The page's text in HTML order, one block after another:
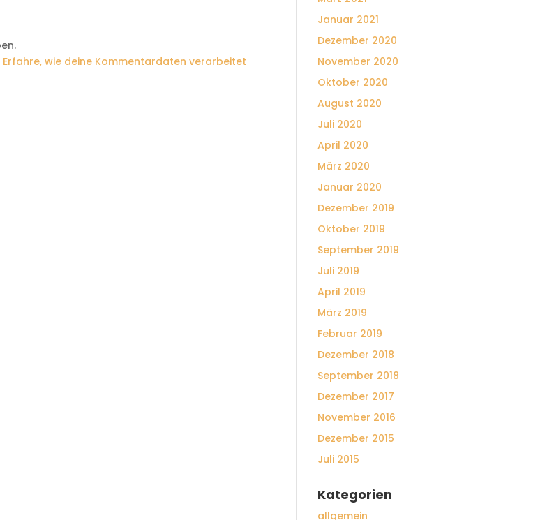
Erfahre, wie deine Kommentardaten verarbeitet
Januar 2021
Dezember 2020
November 2020
Oktober 2020
August 2020
Juli 2020
April 2020
März 2020
Januar 2020
Dezember 2019
Oktober 2019
September 2019
Juli 2019
April 2019
März 2019
Februar 2019
Dezember 2018
September 2018
Dezember 2017
November 2016
Dezember 2015
Juli 2015
Kategorien
allgemein